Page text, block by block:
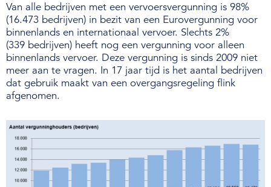
Van alle bedrijven met een vervoersvergunning is 98%
(16.473 bedrijven) in bezit van een Eurovergunning voor
binnenlands en internationaal vervoer. Slechts 2%
(339 bedrijven) heeft nog een vergunning voor alleen
binnenlands vervoer. Deze vergunning is sinds 2009 niet
meer aan te vragen. In 17 jaar tijd is het aantal bedrijven
dat gebruik maakt van een overgangsregeling flink
afgenomen.